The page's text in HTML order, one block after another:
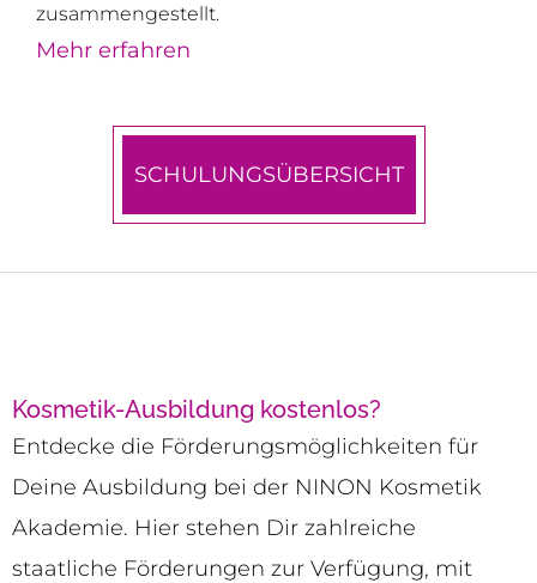
zusammengestellt.
Mehr erfahren
SCHULUNGSÜBERSICHT
Kosmetik-Ausbildung kostenlos?
Entdecke die Förderungsmöglichkeiten für
Deine Ausbildung bei der NINON Kosmetik
Akademie. Hier stehen Dir zahlreiche
staatliche Förderungen zur Verfügung, mit